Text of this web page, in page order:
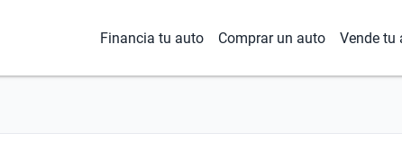
Financia tu auto Comprar un auto Vende tu